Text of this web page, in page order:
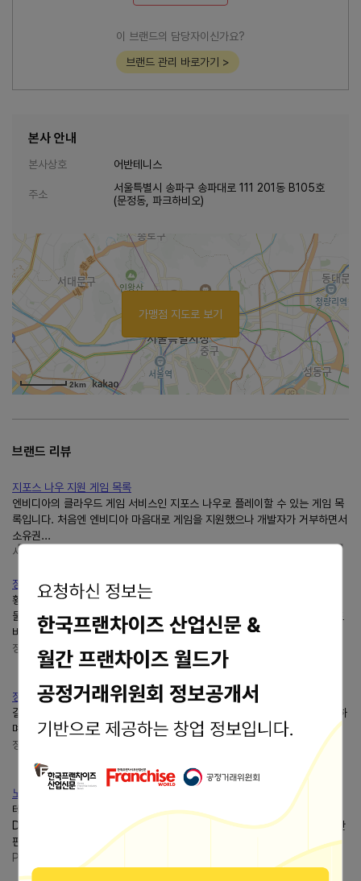
이 브랜드의 담당자이신가요?
브랜드 관리 바로가기 >
본사 안내
본사상호 어반테니스
주소
서울특별시 송파구 송파대로 111 201동 B105호
(문정동, 파크하비오)
2km
가맹점 지도로 보기
브랜드 리뷰
지포스 나우 지원 게임 목록
엔비디아의 클라우드 게임 서비스인 지포스 나우로 플레이할 수 있는 게임 목
록입니다. 처음엔 엔비디아 마음대로 게임을 지원했으나 개발자가 거부하면서
소유권...
사과맛났어
정신과시간의방 :: (FC/NES) Excitebike (익사이트 바이크), 1984
횡스크롤 형식의 모토크로스 레이스 게임. 오토바이를 조작해 진창이나 장애
물이 설치된 코스를 통과하자. 일시적으로 가속하는 터보 모드로 라이벌 오토
바이를 추월하고 점프대로 장애물을 뛰어넘는 순간...
정신과시간의방 :: 정신과시간의방
https://theroomofspiritandtime.tistory.com/
정신과시간의방 :: (FC/NES)UrbanChampion (어반챔피언), 1984
길거리를 무대로 한 대전 격투 게임. 일대일로 대결하여 머리와 몸통을 공격하
며 화면의 끝 쪽으로 상대를 몰아가야 한다.
정신과시간의방 :: 정신과시간의방
https://theroomofspiritandtime.tistory.com/
노벨 AI 태그, 키워드, 포즈 총정리 (2022-10-10)
테마/장르 테마/장르 : 판타지 Fantasy 테마/장르 : 다크 판타지
Dark_Fantasy 테마/장르 : 고딕 판타지 Gothic_Fantasy 테마/장르 :어반
판타지Urban_Fantasy테마/장르 : 로맨스...
Prepare for Disaster
https://easygoingway.tistory.com/